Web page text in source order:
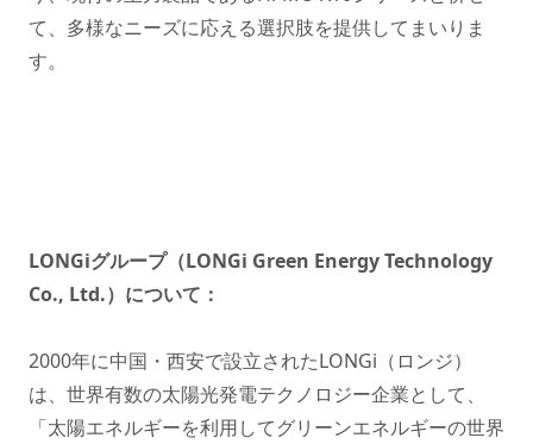
て、多様なニーズに応える選択肢を提供してまいりま
す。
LONGiグループ（LONGi Green Energy Technology
Co., Ltd.）について：
2000年に中国・西安で設立されたLONGi（ロンジ）
は、世界有数の太陽光発電テクノロジー企業として、
「太陽エネルギーを利用してグリーンエネルギーの世界